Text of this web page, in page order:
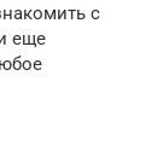
с
еще